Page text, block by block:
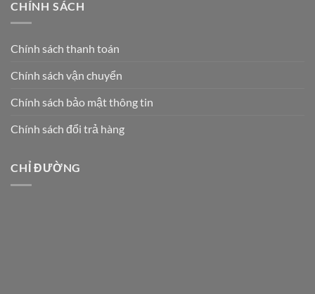
CHÍNH SÁCH
Chính sách thanh toán
Chính sách vận chuyển
Chính sách bảo mật thông tin
Chính sách đổi trả hàng
CHỈ ĐƯỜNG